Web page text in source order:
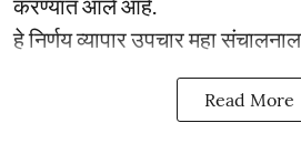
करण्यात आले आहे.
हे निर्णय व्यापार उपचार महा
Read More